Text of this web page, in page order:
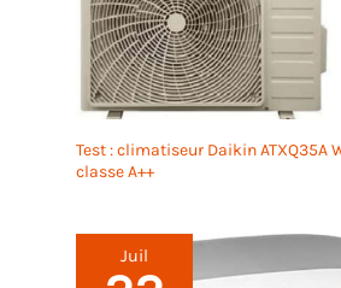
Test : climatiseur Daikin ATXQ35A
classe A++
Juil